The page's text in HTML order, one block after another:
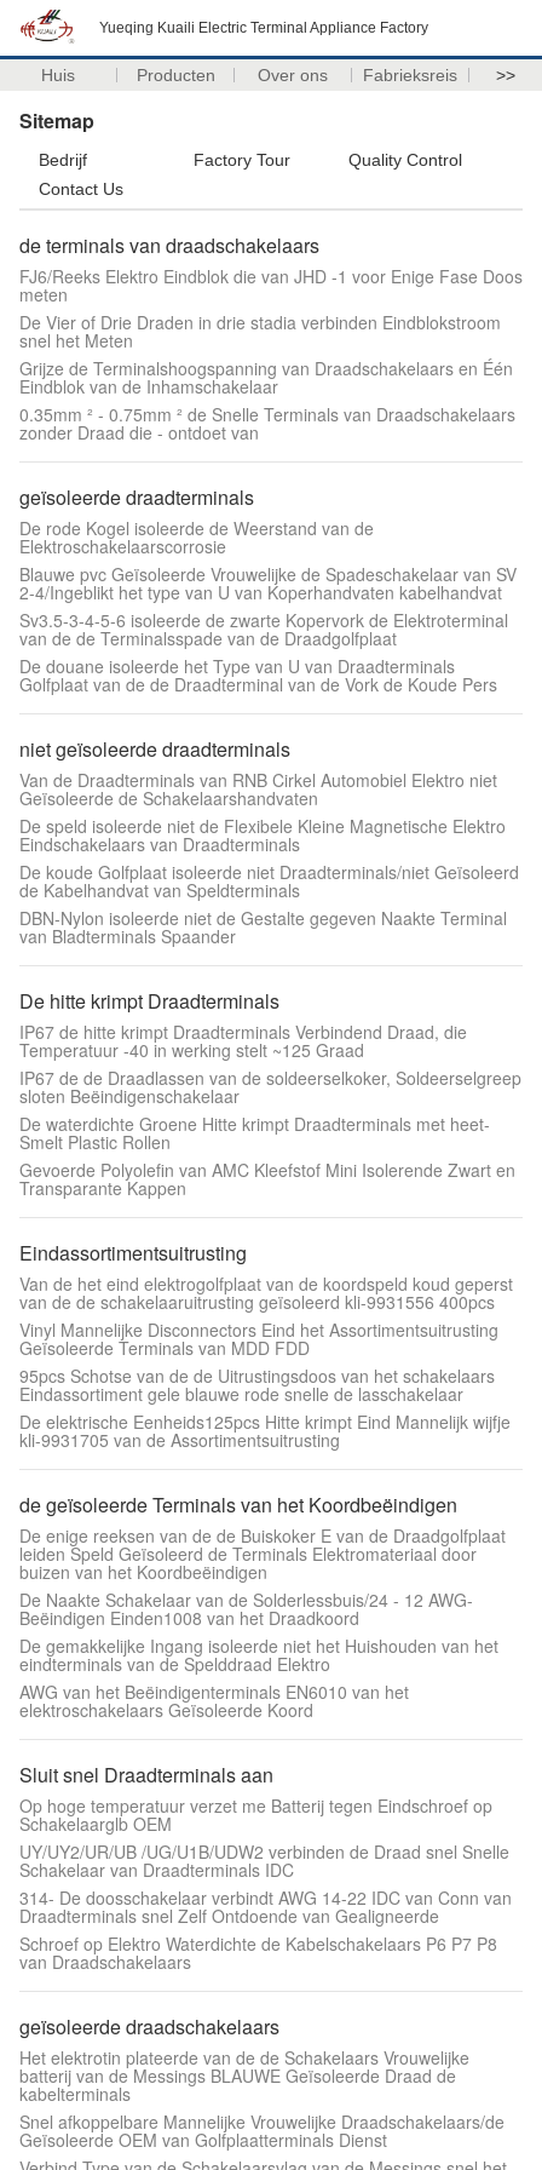
Yueqing Kuaili Electric Terminal Appliance Factory
Huis Producten Over ons Fabrieksreis >>
Sitemap
Bedrijf Factory Tour
Quality Control
Contact Us
de terminals van draadschakelaars
FJ6/Reeks Elektro Eindblok die van JHD -1 voor Enige Fase Doos
meten
De Vier of Drie Draden in drie stadia verbinden Eindblokstroom
snel het Meten
Grijze de Terminalshoogspanning van Draadschakelaars en Één
Eindblok van de Inhamschakelaar
0.35mm ² - 0.75mm ² de Snelle Terminals van Draadschakelaars
zonder Draad die - ontdoet van
geïsoleerde draadterminals
De rode Kogel isoleerde de Weerstand van de
Elektroschakelaarscorrosie
Blauwe pvc Geïsoleerde Vrouwelijke de Spadeschakelaar van SV
2-4/Ingeblikt het type van U van Koperhandvaten kabelhandvat
Sv3.5-3-4-5-6 isoleerde de zwarte Kopervork de Elektroterminal
van de de Terminalsspade van de Draadgolfplaat
De douane isoleerde het Type van U van Draadterminals
Golfplaat van de de Draadterminal van de Vork de Koude Pers
niet geïsoleerde draadterminals
Van de Draadterminals van RNB Cirkel Automobiel Elektro niet
Geïsoleerde de Schakelaarshandvaten
De speld isoleerde niet de Flexibele Kleine Magnetische Elektro
Eindschakelaars van Draadterminals
De koude Golfplaat isoleerde niet Draadterminals/niet Geïsoleerd
de Kabelhandvat van Speldterminals
DBN-Nylon isoleerde niet de Gestalte gegeven Naakte Terminal
van Bladterminals Spaander
De hitte krimpt Draadterminals
IP67 de hitte krimpt Draadterminals Verbindend Draad, die
Temperatuur -40 in werking stelt ~125 Graad
IP67 de de Draadlassen van de soldeerselkoker, Soldeerselgreep
sloten Beëindigenschakelaar
De waterdichte Groene Hitte krimpt Draadterminals met heet-
Smelt Plastic Rollen
Gevoerde Polyolefin van AMC Kleefstof Mini Isolerende Zwart en
Transparante Kappen
Eindassortimentsuitrusting
Van de het eind elektrogolfplaat van de koordspeld koud geperst
van de de schakelaaruitrusting geïsoleerd kli-9931556 400pcs
Vinyl Mannelijke Disconnectors Eind het Assortimentsuitrusting
Geïsoleerde Terminals van MDD FDD
95pcs Schotse van de de Uitrustingsdoos van het schakelaars
Eindassortiment gele blauwe rode snelle de lasschakelaar
De elektrische Eenheids125pcs Hitte krimpt Eind Mannelijk wijfje
kli-9931705 van de Assortimentsuitrusting
de geïsoleerde Terminals van het Koordbeëindigen
De enige reeksen van de de Buiskoker E van de Draadgolfplaat
leiden Speld Geïsoleerd de Terminals Elektromateriaal door
buizen van het Koordbeëindigen
De Naakte Schakelaar van de Solderlessbuis/24 - 12 AWG-
Beëindigen Einden1008 van het Draadkoord
De gemakkelijke Ingang isoleerde niet het Huishouden van het
eindterminals van de Spelddraad Elektro
AWG van het Beëindigenterminals EN6010 van het
elektroschakelaars Geïsoleerde Koord
Sluit snel Draadterminals aan
Op hoge temperatuur verzet me Batterij tegen Eindschroef op
Schakelaarglb OEM
UY/UY2/UR/UB /UG/U1B/UDW2 verbinden de Draad snel Snelle
Schakelaar van Draadterminals IDC
314- De doosschakelaar verbindt AWG 14-22 IDC van Conn van
Draadterminals snel Zelf Ontdoende van Gealigneerde
Schroef op Elektro Waterdichte de Kabelschakelaars P6 P7 P8
van Draadschakelaars
geïsoleerde draadschakelaars
Het elektrotin plateerde van de de Schakelaars Vrouwelijke
batterij van de Messings BLAUWE Geïsoleerde Draad de
kabelterminals
Snel afkoppelbare Mannelijke Vrouwelijke Draadschakelaars/de
Geïsoleerde OEM van Golfplaatterminals Dienst